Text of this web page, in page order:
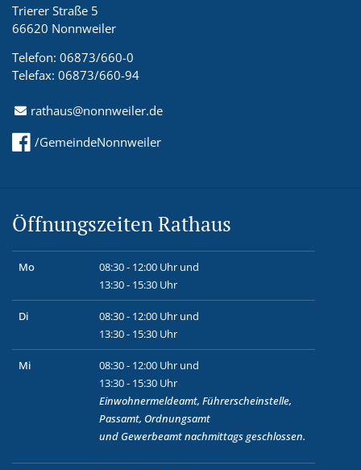
Trierer Straße 5
66620 Nonnweiler
Telefon: 06873/660-0
Telefax: 06873/660-94
rathaus@nonnweiler.de
/GemeindeNonnweiler
Öffnungszeiten Rathaus
Mo
08:30 - 12:00 Uhr und
13:30 - 15:30 Uhr
Di
08:30 - 12:00 Uhr und
13:30 - 15:30 Uhr
Mi
08:30 - 12:00 Uhr und
13:30 - 15:30 Uhr
Einwohnermeldeamt, Führerscheinstelle,
Passamt, Ordnungsamt
und Gewerbeamtnachmittags geschlossen.